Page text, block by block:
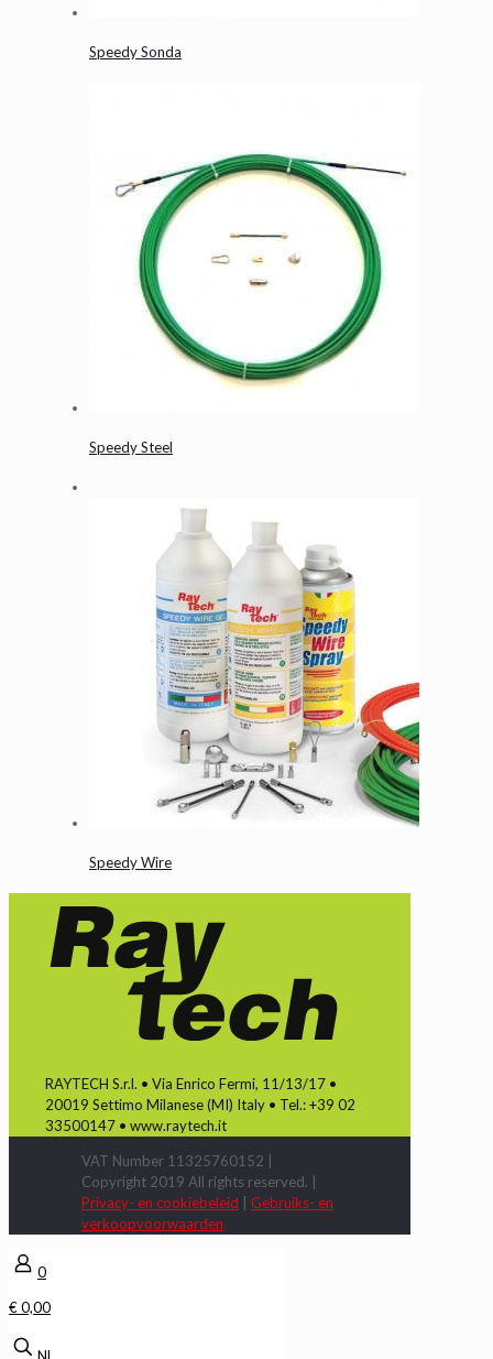
Speedy Sonda
Speedy Steel
Speedy Wire
RAYTECH S.r.l. • Via Enrico Fermi, 11/13/17 •
20019 Settimo Milanese (MI) Italy • Tel.: +39 02
33500147 • www.raytech.it
VAT Number 11325760152 |
Copyright 2019 All rights reserved. |
Privacy- en cookiebeleid
Gebruiks- en
verkoopvoorwaarden
0
€ 0,00
NL